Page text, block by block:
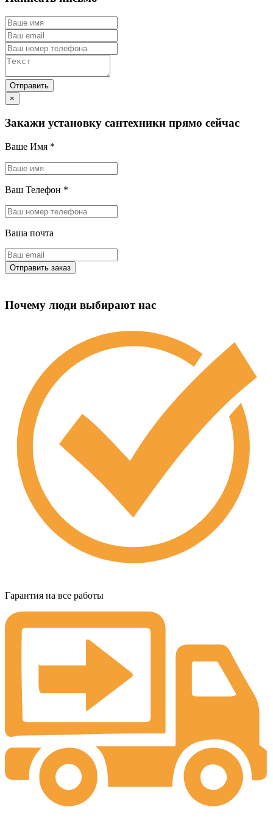
×
Закажи установку сантехники прямо сейчас
Ваше Имя *
Ваш Телефон *
Ваша почта
Почему люди выбирают нас
Гарантия на все работы